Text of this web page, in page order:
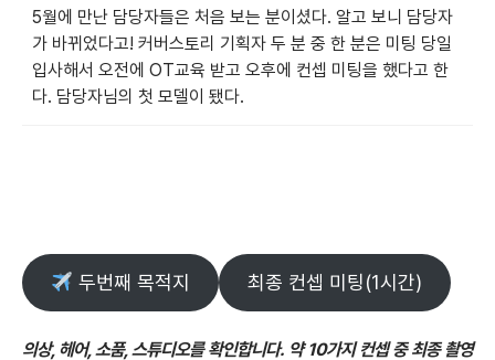
5월에 만난 담당자들은 처음 보는 분이셨다. 알고 보니 담당자
가 바뀌었다고! 커버스토리 기획자 두 분 중 한 분은 미팅 당일
입사해서 오전에 OT교육 받고 오후에 컨셉 미팅을 했다고 한
다. 담당자님의 첫 모델이 됐다.
두번째 목적지 최종 컨셉 미팅(1시간)
의상, 헤어, 소품, 스튜디오를 확인합니다. 약 10가지 컨셉 중 최종 촬영